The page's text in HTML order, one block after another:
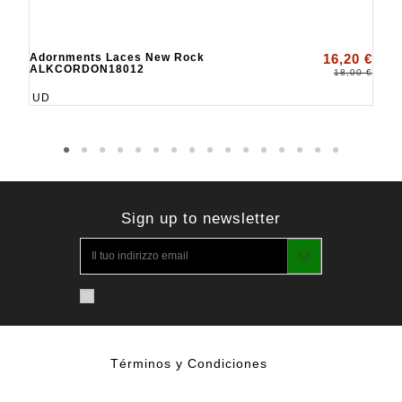
Adornments Laces New Rock
ALKCORDON18012
16,20 €
18,00 €
UD
Sign up to newsletter
Términos y Condiciones